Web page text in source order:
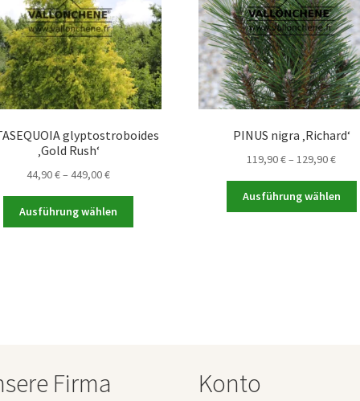
glyptostroboides
‚Gold Rush‘
44,90€–449,00€Preisspanne:
bis
449,00 €
Ausführung wählen
PINUS nigra ‚Richard‘
119,90€–129,90€
bis
Ausführung wählen
Firma Konto